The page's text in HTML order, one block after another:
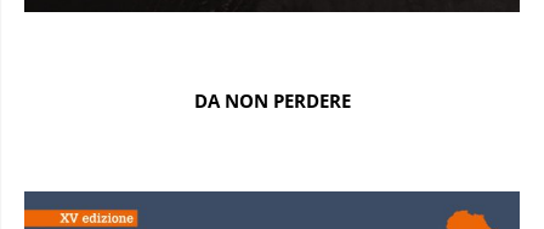
DA NON PERDERE